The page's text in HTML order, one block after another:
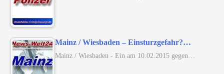
Mainz / Wiesbaden – Einsturzgefahr?…
Mainz / Wiesbaden - Ein am 10.02.2015 gegen…